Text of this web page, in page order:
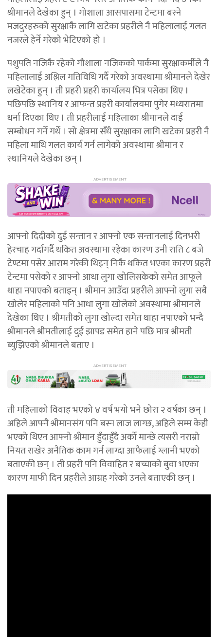
श्रीमानले देखेका हुन् । गोशाला आसपासमा टेन्टमा बस्ने
मजदुरहरुको सुरक्षाकै लागि खटेका प्रहरीले नै महिलालाई गलत
नजरले हेर्ने गरेको भेटिएको हो ।
पशुपति नजिकै रहेको गौशाला नजिकको पार्कमा सुरक्षाकर्मीले नै
महिलालाई अश्लिल गतिविधि गर्दै गरेको अवस्थामा श्रीमानले देखेर
लखेटेका हुन् । ती प्रहरी प्रहरी कार्यालय भित्र पसेका थिए ।
पछिपछि स्थानिय र आफन्त प्रहरी कार्यालयमा पुगेर मध्यरातमा
धर्ना दिएका थिए । ती प्रहरीलाई महिलाका श्रीमानले दाई
सम्बोधन गर्ने गर्थे । सो क्षेत्रमा सँधै सुरक्षाका लागि खटेका प्रहरी नै
महिला माथि गलत कार्य गर्न लागेको अवस्थामा श्रीमान र
स्थानियले देखेका छन् ।
आफ्नो दिदीको दुई सन्तान र आफ्नो एक सन्तानलाई दिनभरी
हेरचाह गर्दागर्दै थकित अवस्थामा रहेका कारण उनी राति ८ बजे
टेण्टमा पसेर आराम गरेकी थिइन् निकै थकित भएका कारण प्रहरी
टेन्टमा पसेको र आफ्नो आधा लुगा खोलिसकेको समेत आफूले
थाहा नपाएको बताइन् । श्रीमान आउँदा प्रहरीले आफ्नो लुगा सबै
खोलेर महिलाको पनि आधा लुगा खोलेको अवस्थामा श्रीमानले
देखेका थिए । श्रीमतीको लुगा खोल्दा समेत थाहा नपाएको भन्दै
श्रीमानले श्रीमतीलाई दुई झापड समेत हाने पछि मात्र श्रीमती
ब्युझिएको श्रीमानले बताए ।
ती महिलाको विवाह भएको ४ वर्ष भयो भने छोरा २ वर्षका छन् ।
अहिले आफ्नै श्रीमानसंग पनि बस्न लाज लाग्छ, अहिले सम्म केही
भएको थिएन आफ्नो श्रीमान हुँदाहुँदै अर्को मान्छे त्यसरी नराम्रो
नियत राखेर अनैतिक काम गर्न लाग्दा आफैलाई ग्लानी भएको
बताएकी छन् । ती प्रहरी पनि विवाहित र बच्चाको बुवा भएका
कारण माफी दिन प्रहरीले आग्रह गरेको उनले बताएकी छन् ।